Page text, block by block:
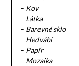
– Kov
– Látka
– Barevné sklo
– Hedvábí
– Papír
– Mozaika